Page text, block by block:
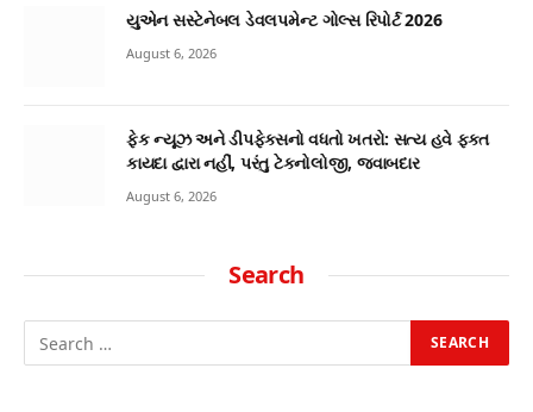
યુએન સસ્ટેનેબલ ડેવલપમેન્ટ ગોલ્સ રિપોર્ટ 2026
August 6, 2026
ફેક ન્યૂઝ અને ડીપફેક્સનો વધતો ખતરો: સત્ય હવે ફક્ત
કાયદા દ્વારા નહીં, પરંતુ ટેકનોલોજી, જવાબદાર
August 6, 2026
Search